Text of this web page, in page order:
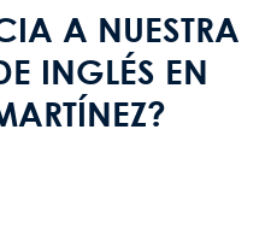
A NUESTRA
INGLÉS EN